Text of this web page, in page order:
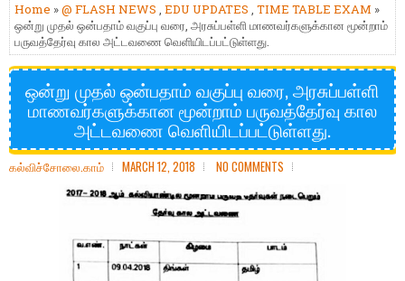
Home »@ FLASH NEWS , EDU UPDATES , TIME TABLE EXAM »
ஒன்று முதல் ஒன்பதாம் வகுப்பு வரை, அரசுப்பள்ளி மாணவர்களுக்கான மூன்றாம்
பருவத்தேர்வு கால அட்டவணை வெளியிடப்பட்டுள்ளது.
ஒன்று முதல் ஒன்பதாம் வகுப்பு வரை, அரசுப்பள்ளி
மாணவர்களுக்கான மூன்றாம் பருவத்தேர்வு கால
அட்டவணை வெளியிடப்பட்டுள்ளது.
கல்விச்சோலை.காம் MARCH 12, 2018 NO COMMENTS